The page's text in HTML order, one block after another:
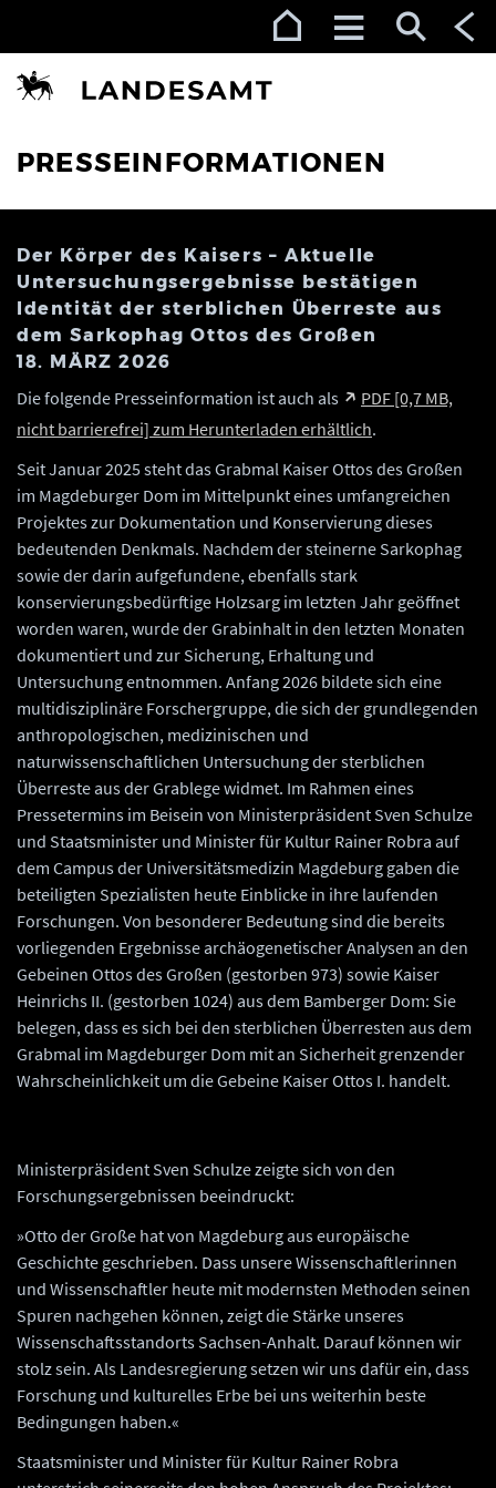
PRESSEINFORMATIONEN
Der Körper des Kaisers – Aktuelle
Untersuchungsergebnisse bestätigen
Identität der sterblichen Überreste aus
dem Sarkophag Ottos des Großen
18. MÄRZ 2026
Die folgende Presseinformation ist auch als
PDF [0,7 MB,
nicht barrierefrei] zum Herunterladen erhältlich.
Seit Januar 2025 steht das Grabmal Kaiser Ottos des Großen
im Magdeburger Dom im Mittelpunkt eines umfangreichen
Projektes zur Dokumentation und Konservierung dieses
bedeutenden Denkmals. Nachdem der steinerne Sarkophag
sowie der darin aufgefundene, ebenfalls stark
konservierungsbedürftige Holzsarg im letzten Jahr geöffnet
worden waren, wurde der Grabinhalt in den letzten Monaten
dokumentiert und zur Sicherung, Erhaltung und
Untersuchung entnommen. Anfang 2026 bildete sich eine
multidisziplinäre Forschergruppe, die sich der grundlegenden
anthropologischen, medizinischen und
naturwissenschaftlichen Untersuchung der sterblichen
Überreste aus der Grablege widmet. Im Rahmen eines
Pressetermins im Beisein von Ministerpräsident Sven Schulze
und Staatsminister und Minister für Kultur Rainer Robra auf
dem Campus der Universitätsmedizin Magdeburg gaben die
beteiligten Spezialisten heute Einblicke in ihre laufenden
Forschungen. Von besonderer Bedeutung sind die bereits
vorliegenden Ergebnisse archäogenetischer Analysen an den
Gebeinen Ottos des Großen (gestorben 973) sowie Kaiser
Heinrichs II. (gestorben 1024) aus dem Bamberger Dom: Sie
belegen, dass es sich bei den sterblichen Überresten aus dem
Grabmal im Magdeburger Dom mit an Sicherheit grenzender
Wahrscheinlichkeit um die Gebeine Kaiser Ottos I. handelt.
Ministerpräsident Sven Schulze zeigte sich von den
Forschungsergebnissen beeindruckt:
»Otto der Große hat von Magdeburg aus europäische
Geschichte geschrieben. Dass unsere Wissenschaftlerinnen
und Wissenschaftler heute mit modernsten Methoden seinen
Spuren nachgehen können, zeigt die Stärke unseres
Wissenschaftsstandorts Sachsen-Anhalt. Darauf können wir
stolz sein. Als Landesregierung setzen wir uns dafür ein, dass
Forschung und kulturelles Erbe bei uns weiterhin beste
Bedingungen haben.«
Staatsminister und Minister für Kultur Rainer Robra